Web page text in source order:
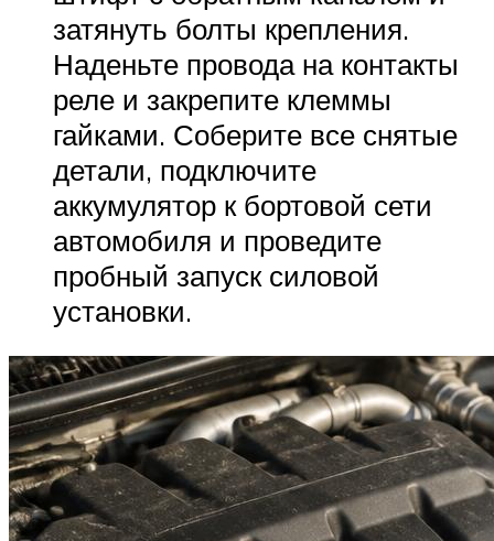
затянуть болты крепления.
Наденьте провода на контакты
реле и закрепите клеммы
гайками. Соберите все снятые
детали, подключите
аккумулятор к бортовой сети
автомобиля и проведите
пробный запуск силовой
установки.